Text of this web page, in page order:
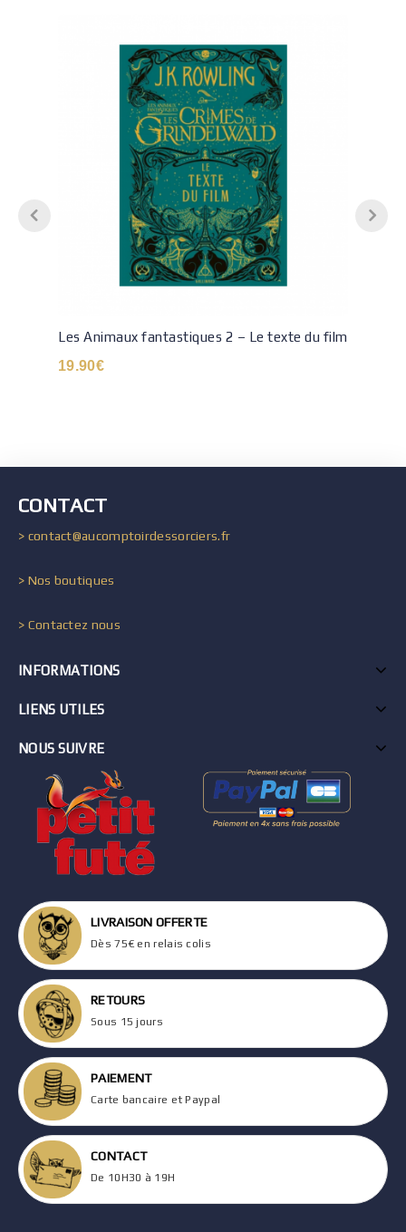
Les Animaux fantastiques 2 – Le texte du film
19.90€
CONTACT
> contact@aucomptoirdessorciers.fr
> Nos boutiques
> Contactez nous
INFORMATIONS
LIENS UTILES
NOUS SUIVRE
LIVRAISON OFFERTE
Dès 75€ en relais colis
RETOURS
Sous 15 jours
PAIEMENT
Carte bancaire et Paypal
CONTACT
De 10H30 à 19H